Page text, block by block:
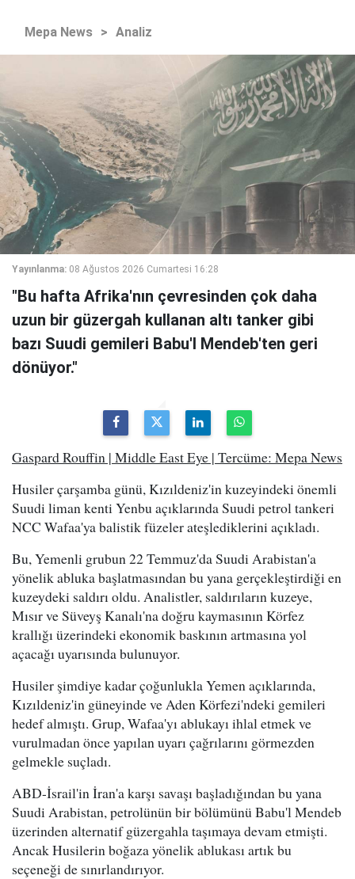
Mepa News > Analiz
Yayınlanma: 08 Ağustos 2026 Cumartesi 16:28
"Bu hafta Afrika'nın çevresinden çok daha
uzun bir güzergah kullanan altı tanker gibi
bazı Suudi gemileri Babu'l Mendeb'ten geri
dönüyor."
Gaspard Rouffin | Middle East Eye | Tercüme: Mepa News
Husiler çarşamba günü, Kızıldeniz'in kuzeyindeki önemli
Suudi liman kenti Yenbu açıklarında Suudi petrol tankeri
NCC Wafaa'ya balistik füzeler ateşlediklerini açıkladı.
Bu, Yemenli grubun 22 Temmuz'da Suudi Arabistan'a
yönelik abluka başlatmasından bu yana gerçekleştirdiği en
kuzeydeki saldırı oldu. Analistler, saldırıların kuzeye,
Mısır ve Süveyş Kanalı'na doğru kaymasının Körfez
krallığı üzerindeki ekonomik baskının artmasına yol
açacağı uyarısında bulunuyor.
Husiler şimdiye kadar çoğunlukla Yemen açıklarında,
Kızıldeniz'in güneyinde ve Aden Körfezi'ndeki gemileri
hedef almıştı. Grup, Wafaa'yı ablukayı ihlal etmek ve
vurulmadan önce yapılan uyarı çağrılarını görmezden
gelmekle suçladı.
ABD-İsrail'in İran'a karşı savaşı başladığından bu yana
Suudi Arabistan, petrolünün bir bölümünü Babu'l Mendeb
üzerinden alternatif güzergahla taşımaya devam etmişti.
Ancak Husilerin boğaza yönelik ablukası artık bu
seçeneği de sınırlandırıyor.